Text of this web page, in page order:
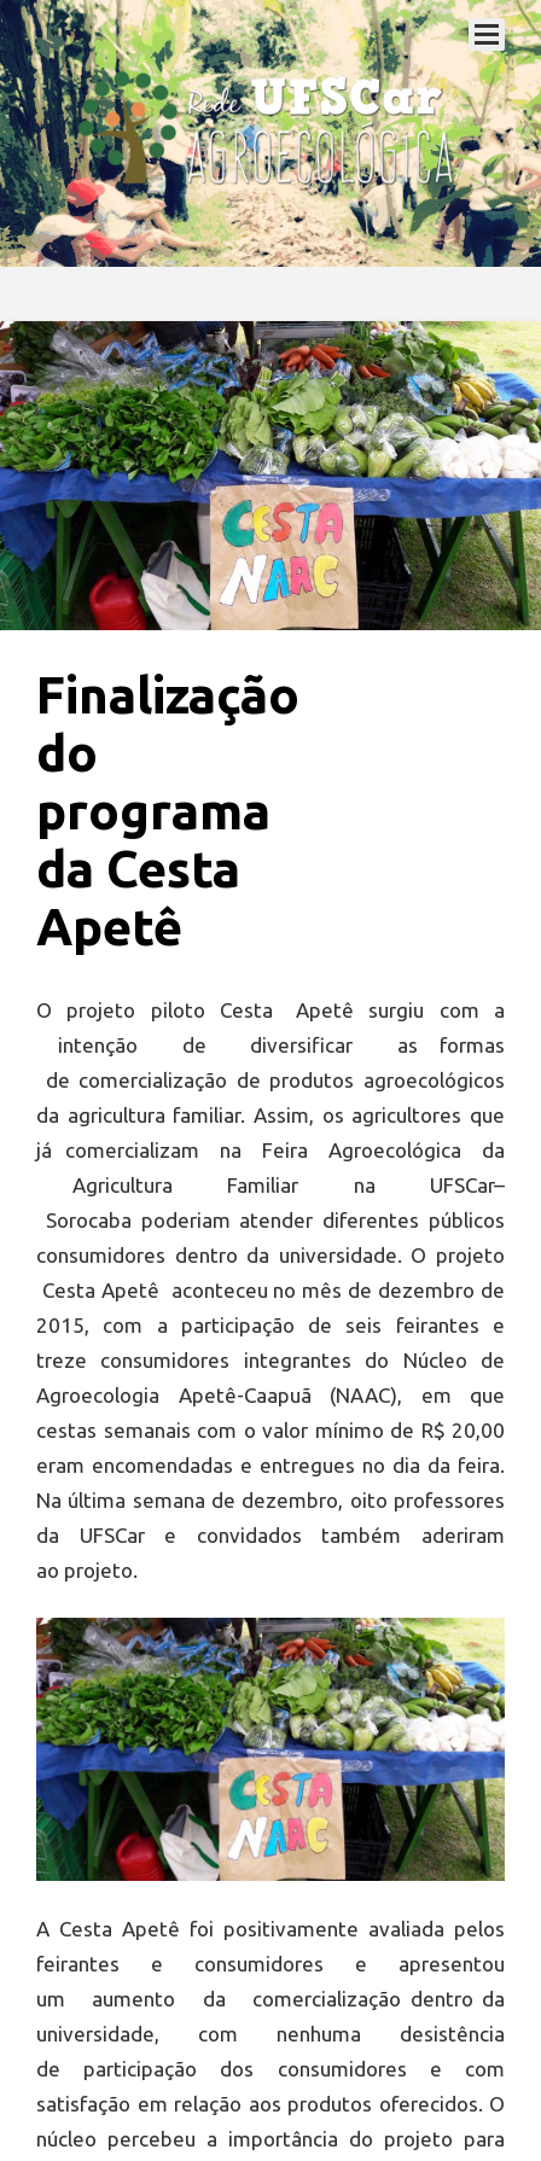
Finalização
do
programa
da Cesta
Apetê
O projeto piloto Cesta Apetê surgiu com a
intenção de diversificar as formas
de comercialização de produtos agroecológicos
da agricultura familiar. Assim, os agricultores que
já comercializam na Feira Agroecológica da
Agricultura Familiar na UFSCar–
Sorocaba poderiam atender diferentes públicos
consumidores dentro da universidade. O projeto
Cesta Apetê aconteceu no mês de dezembro de
2015, com a participação de seis feirantes e
treze consumidores integrantes do Núcleo de
Agroecologia Apetê-Caapuã (NAAC), em que
cestas semanais com o valor mínimo de R$ 20,00
eram encomendadas e entregues no dia da feira.
Na última semana de dezembro, oito professores
da UFSCar e convidados também aderiram
ao projeto.
A Cesta Apetê foi positivamente avaliada pelos
feirantes e consumidores e apresentou
um aumento da comercialização dentro da
universidade, com nenhuma desistência
de participação dos consumidores e com
satisfação em relação aos produtos oferecidos. O
núcleo percebeu a importância do projeto para